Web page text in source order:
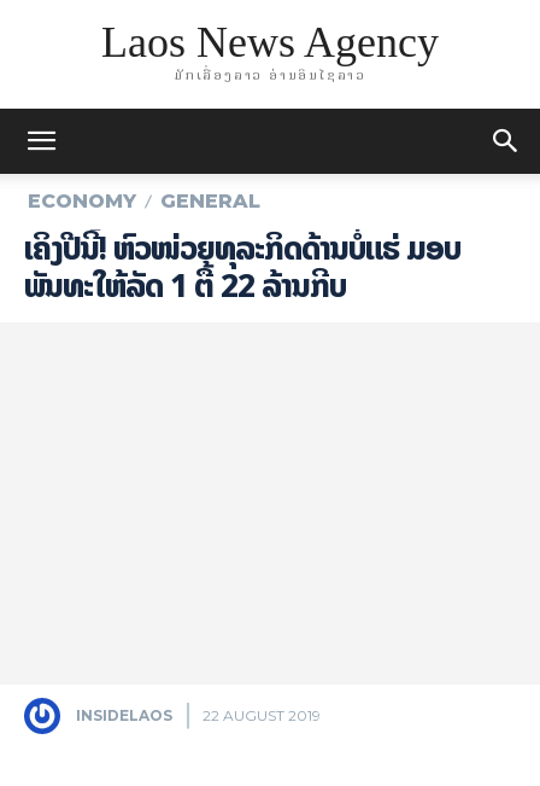
Laos News Agency
ມັກເລື່ອງລາວ ອ່ານອິນໄຊລາວ
ECONOMY GENERAL
ເຄິ່ງປີນີ້! ຫົວໜ່ວຍທຸລະກິດດ້ານບໍ່ແຮ່ ມອບ
ພັນທະໃຫ້ລັດ 1 ຕື້ 22 ລ້ານກີບ
INSIDELAOS 22 AUGUST 2019